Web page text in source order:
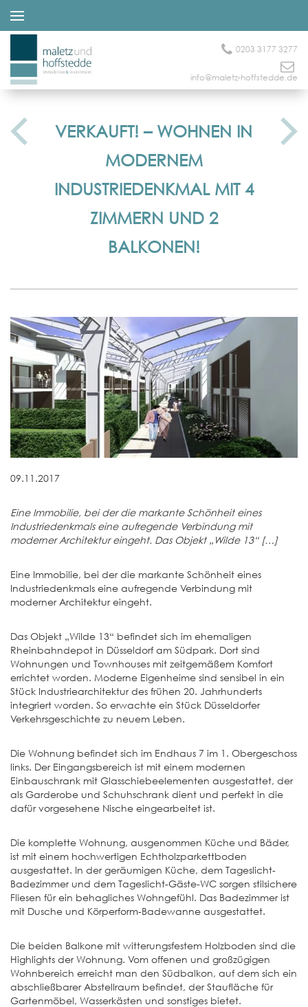
0203 3177 3277
info@maletz-hoffstedde.de
VERKAUFT! – WOHNEN IN
MODERNEM
INDUSTRIEDENKMAL MIT 4
ZIMMERN UND 2
BALKONEN!
09.11.2017
Eine Immobilie, bei der die markante Schönheit eines
Industriedenkmals eine aufregende Verbindung mit
moderner Architektur eingeht. Das Objekt „Wilde 13“ […]
Eine Immobilie, bei der die markante Schönheit eines
Industriedenkmals eine aufregende Verbindung mit
moderner Architektur eingeht.
Das Objekt „Wilde 13“ befindet sich im ehemaligen
Rheinbahndepot in Düsseldorf am Südpark. Dort sind
Wohnungen und Townhouses mit zeitgemäßem Komfort
errichtet worden. Moderne Eigenheime sind sensibel in ein
Stück Industriearchitektur des frühen 20. Jahrhunderts
integriert worden. So erwachte ein Stück Düsseldorfer
Verkehrsgeschichte zu neuem Leben.
Die Wohnung befindet sich im Endhaus 7 im 1. Obergeschoss
links. Der Eingangsbereich ist mit einem modernen
Einbauschrank mit Glasschiebeelementen ausgestattet, der
als Garderobe und Schuhschrank dient und perfekt in die
dafür vorgesehene Nische eingearbeitet ist.
Die komplette Wohnung, ausgenommen Küche und Bäder,
ist mit einem hochwertigen Echtholzparkettboden
ausgestattet. In der geräumigen Küche, dem Tageslicht-
Badezimmer und dem Tageslicht-Gäste-WC sorgen stilsichere
Fliesen für ein behagliches Wohngefühl. Das Badezimmer ist
mit Dusche und Körperform-Badewanne ausgestattet.
Die beiden Balkone mit witterungsfestem Holzboden sind die
Highlights der Wohnung. Vom offenen und großzügigen
Wohnbereich erreicht man den Südbalkon, auf dem sich ein
abschließbarer Abstellraum befindet, der Staufläche für
Gartenmöbel, Wasserkästen und sonstiges bietet.